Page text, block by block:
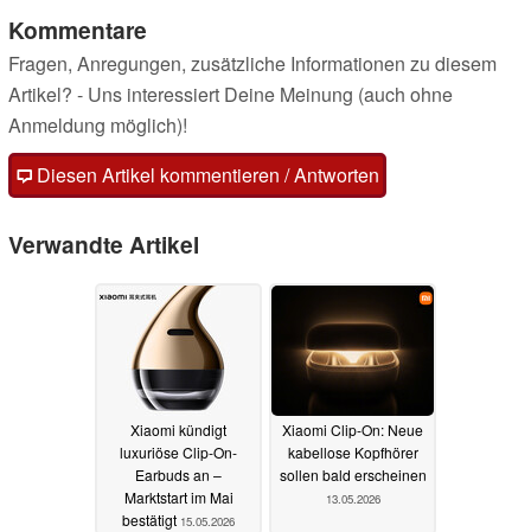
Kommentare
Fragen, Anregungen, zusätzliche Informationen zu diesem
Artikel? - Uns interessiert Deine Meinung (auch ohne
Anmeldung möglich)!
Diesen Artikel kommentieren / Antworten
Verwandte Artikel
Xiaomi kündigt
luxuriöse Clip-On-
Earbuds an –
Marktstart im Mai
bestätigt 15.05.2026
Xiaomi Clip-On: Neue
kabellose Kopfhörer
sollen bald erscheinen
13.05.2026